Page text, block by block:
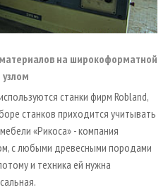
на широкоформатной
станки фирм Robland,
станков приходится учитывать
«Рикоса» - компания
с любыми древесными породами
и техника ей нужна